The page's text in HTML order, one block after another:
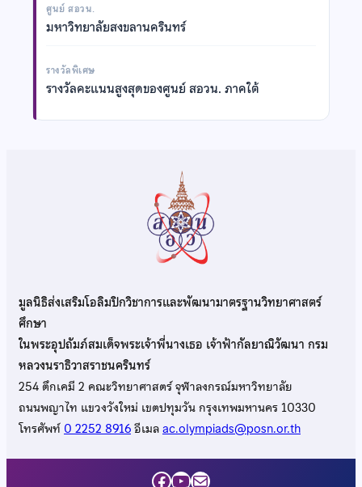
ศูนย์ สอวน.
มหาวิทยาลัยสงขลานครินทร์
รางวัลพิเศษ
รางวัลคะแนนสูงสุดของศูนย์ สอวน. ภาคใต้
มูลนิธิส่งเสริมโอลิมปิกวิชาการและพัฒนามาตรฐานวิทยาศาสตร์
ศึกษา
ในพระอุปถัมภ์สมเด็จพระเจ้าพี่นางเธอ เจ้าฟ้ากัลยาณิวัฒนา กรม
หลวงนราธิวาสราชนครินทร์
254 ตึกเคมี 2 คณะวิทยาศาสตร์ จุฬาลงกรณ์มหาวิทยาลัย
ถนนพญาไท แขวงวังใหม่ เขตปทุมวัน กรุงเทพมหานคร 10330
โทรศัพท์0 2252 8916อีเมลac.olympiads@posn.or.th
Facebook
YouTube
Mail